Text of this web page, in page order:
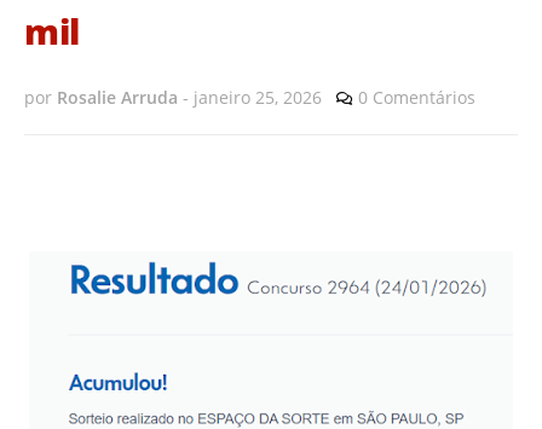
mil
por Rosalie Arruda - janeiro 25, 2026 0 Comentários